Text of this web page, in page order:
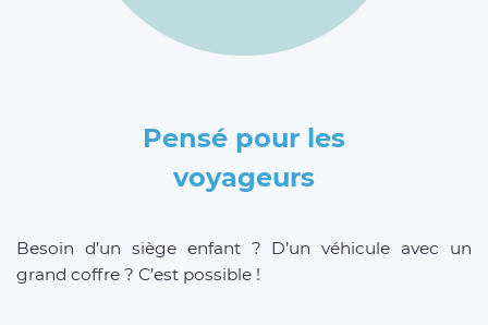
Pensé pour les
voyageurs
Besoin d’un siège enfant ? D’un véhicule avec un
grand coffre ? C’est possible !